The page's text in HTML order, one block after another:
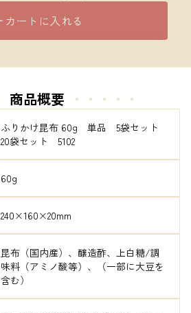
カートに入れる
商品概要 ・・・・・
ふりかけ昆布 60g　単品　5袋セット
20袋セット　5102
60g
240×160×20mm
昆布（国内産）、醸造酢、上白糖/調
味料（アミノ酸等）、（一部に大豆を
含む）